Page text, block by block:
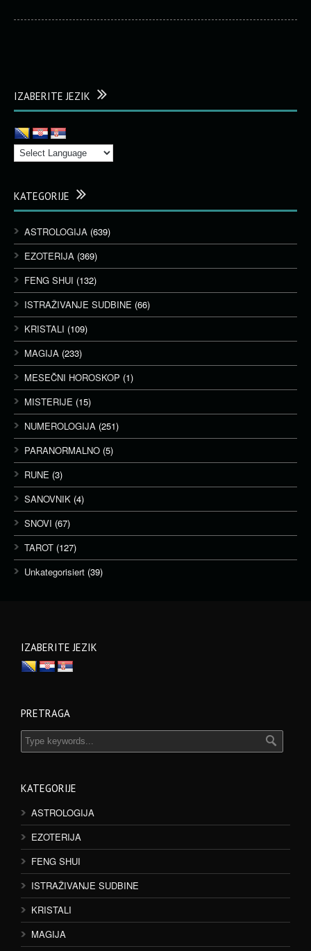
IZABERITE JEZIK
KATEGORIJE
ASTROLOGIJA (639)
EZOTERIJA (369)
FENG SHUI (132)
ISTRAŽIVANJE SUDBINE (66)
KRISTALI (109)
MAGIJA (233)
MESEČNI HOROSKOP (1)
MISTERIJE (15)
NUMEROLOGIJA (251)
PARANORMALNO (5)
RUNE (3)
SANOVNIK (4)
SNOVI (67)
TAROT (127)
Unkategorisiert (39)
IZABERITE JEZIK
PRETRAGA
KATEGORIJE
ASTROLOGIJA
EZOTERIJA
FENG SHUI
ISTRAŽIVANJE SUDBINE
KRISTALI
MAGIJA